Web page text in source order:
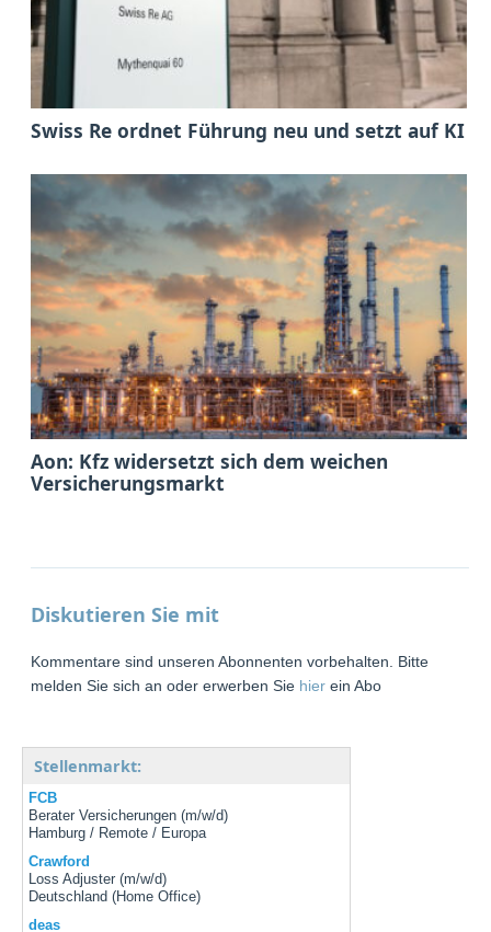
Swiss Re ordnet Führung neu und setzt auf KI
Aon: Kfz widersetzt sich dem weichen
Versicherungsmarkt
Diskutieren Sie mit
Kommentare sind unseren Abonnenten vorbehalten. Bitte
melden Sie sich an oder erwerben Sie hier ein Abo
Stellenmarkt:
FCB
Berater Versicherungen (m/w/d)
Hamburg / Remote / Europa
Crawford
Loss Adjuster (m/w/d)
Deutschland (Home Office)
deas